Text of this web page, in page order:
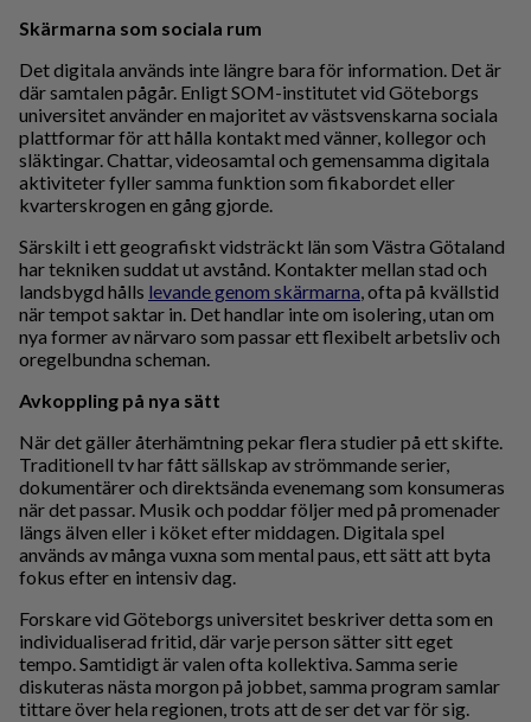
Skärmarna som sociala rum
Det digitala används inte längre bara för information. Det är
där samtalen pågår. Enligt SOM-institutet vid Göteborgs
universitet använder en majoritet av västsvenskarna sociala
plattformar för att hålla kontakt med vänner, kollegor och
släktingar. Chattar, videosamtal och gemensamma digitala
aktiviteter fyller samma funktion som fikabordet eller
kvarterskrogen en gång gjorde.
Särskilt i ett geografiskt vidsträckt län som Västra Götaland
har tekniken suddat ut avstånd. Kontakter mellan stad och
landsbygd hålls levande genom skärmarna, ofta på kvällstid
när tempot saktar in. Det handlar inte om isolering, utan om
nya former av närvaro som passar ett flexibelt arbetsliv och
oregelbundna scheman.
Avkoppling på nya sätt
När det gäller återhämtning pekar flera studier på ett skifte.
Traditionell tv har fått sällskap av strömmande serier,
dokumentärer och direktsända evenemang som konsumeras
när det passar. Musik och poddar följer med på promenader
längs älven eller i köket efter middagen. Digitala spel
används av många vuxna som mental paus, ett sätt att byta
fokus efter en intensiv dag.
Forskare vid Göteborgs universitet beskriver detta som en
individualiserad fritid, där varje person sätter sitt eget
tempo. Samtidigt är valen ofta kollektiva. Samma serie
diskuteras nästa morgon på jobbet, samma program samlar
tittare över hela regionen, trots att de ser det var för sig.